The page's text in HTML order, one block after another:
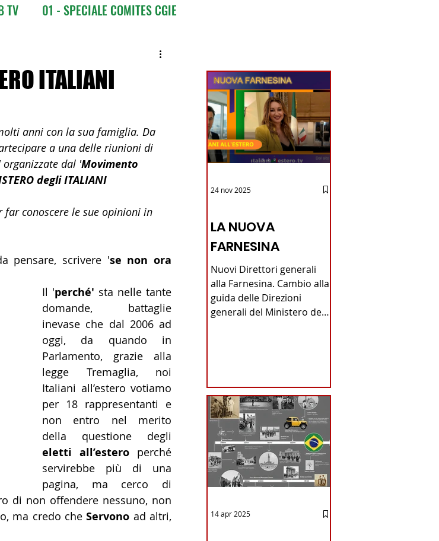
TV 01 - SPECIALE COMITES CGIE
03 bis - Giro del Mondo
ALL'ESTERO Australia
CONSOLATI 16 - FARNESINA
19 - EUROPA
22 - AMERICA DEL SUD 23 - AFRICA
28 - PAPPAMONDO.TV
ESTERO 32 - MADE IN ITALY
ITALIANI
anni con la sua famiglia. Da
a una delle riunioni di
' organizzate dal 'Movimento
degli ITALIANI
conoscere le sue opinioni in
pensare, scrivere 'se non ora
Il 'perché' sta nelle tante
domande, battaglie
inevase che dal 2006 ad
oggi, da quando in
Parlamento, grazie alla
legge Tremaglia, noi
Italiani all’estero votiamo
per 18 rappresentanti e
non entro nel merito
eletti all’estero perché
servirebbe più di una
pagina, ma cerco di
ma credo che Servono ad altri,
LA NUOVA
FARNESINA
Nuovi Direttori generali
alla Farnesina. Cambio alla
guida delle Direzioni
generali del Ministero degli
proposte dal ministro
Antonio Tajani . NUOVA
DIREZIONE GENERALE
DELLA FARNESINA
24 nov 2025
14 apr 2025